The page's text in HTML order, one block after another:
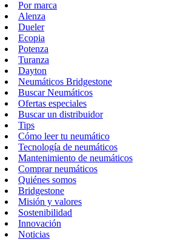
Por marca
Alenza
Dueler
Ecopia
Potenza
Turanza
Dayton
Neumáticos Bridgestone
Buscar Neumáticos
Ofertas especiales
Buscar un distribuidor
Tips
Cómo leer tu neumático
Tecnología de neumáticos
Mantenimiento de neumáticos
Comprar neumáticos
Quiénes somos
Bridgestone
Misión y valores
Sostenibilidad
Innovación
Noticias